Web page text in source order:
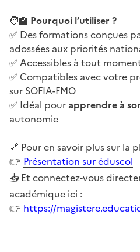
🧑🏫 Pourquoi l’utiliser ?
✅ Des formations conçues
adossées aux priorités
✅ Accessibles à tout
✅ Compatibles avec votre
sur SOFIA-FMO
✅ Idéal pourapprendre à
autonomie
🔗 Pour en savoir plus sur la
👉 Présentation sur éduscol
📥 Et connectez-vous
académique ici :
👉 https://